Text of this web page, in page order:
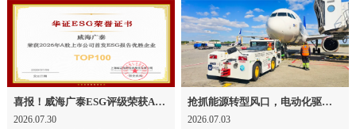
喜报！威海广泰ESG评级荣获AAA级 可持续发展实力获权威认可
2026.07.30
抢抓能源转型风口，电动化驱动威海广泰欧洲业务腾飞
2026.07.03